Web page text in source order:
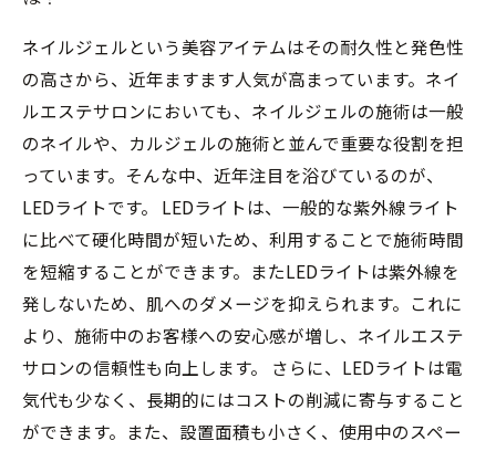
ネイルジェルという美容アイテムはその耐久性と発色性
の高さから、近年ますます人気が高まっています。ネイ
ルエステサロンにおいても、ネイルジェルの施術は一般
のネイルや、カルジェルの施術と並んで重要な役割を担
っています。そんな中、近年注目を浴びているのが、
LEDライトです。 LEDライトは、一般的な紫外線ライト
に比べて硬化時間が短いため、利用することで施術時間
を短縮することができます。またLEDライトは紫外線を
発しないため、肌へのダメージを抑えられます。これに
より、施術中のお客様への安心感が増し、ネイルエステ
サロンの信頼性も向上します。 さらに、LEDライトは電
気代も少なく、長期的にはコストの削減に寄与すること
ができます。また、設置面積も小さく、使用中のスペー